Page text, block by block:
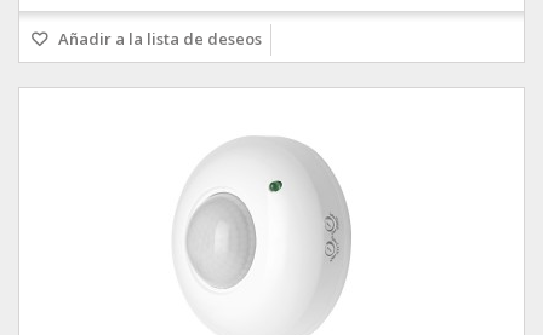
Añadir a la lista de deseos